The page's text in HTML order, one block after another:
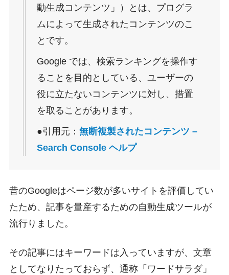
動生成コンテンツ」）とは、プログラ
ムによって生成されたコンテンツのこ
とです。
Google では、検索ランキングを操作す
ることを目的としている、ユーザーの
役に立たないコンテンツに対し、措置
を取ることがあります。
●引用元： 無断複製されたコンテンツ –
Search Console ヘルプ
昔のGoogleはページ数が多いサイトを評価してい
たため、記事を量産するための自動生成ツールが
流行りました。
その記事にはキーワードは入っていますが、文章
としてなりたっておらず、通称「ワードサラダ」